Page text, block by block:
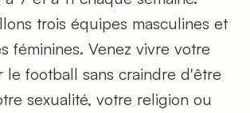
trois équipes masculines et
féminines. Venez vivre votre
le football sans craindre d'être
sexualité, votre religion ou